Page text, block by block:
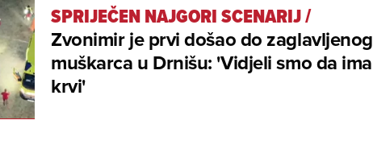
SPRIJEČEN NAJGORI SCENARIJ/
Zvonimir je prvi došao do zaglavljenog
muškarca u Drnišu: 'Vidjeli smo da ima
krvi'